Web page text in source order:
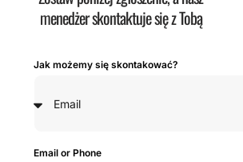
menedżer skontaktuje się z Tobą
Jak możemy się skontakować?
Email or Phone